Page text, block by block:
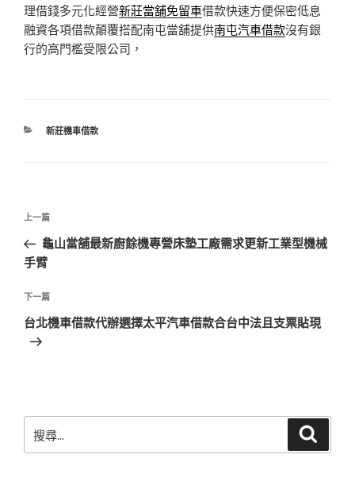
理借錢多元化經營新莊當舖免留車借款快速方便保密低息
融資各項借款顛覆搭配南屯當舖提供南屯汽車借款沒有銀
行的高門檻受限公司，
分
新莊機車借款
文
導
覽
上
一
篇
章
上一篇
龜山當舖最新廚餘機專營床墊工廠需求更新工業型機械
手臂
下
一
篇
下一篇
台北機車借款代辦選擇太平汽車借款合台中法且支票貼現
尋